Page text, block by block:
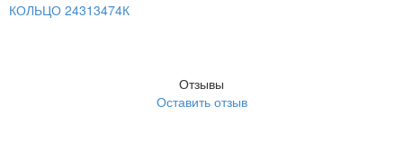
КОЛЬЦО 24313474К
Отзывы
Оставить отзыв